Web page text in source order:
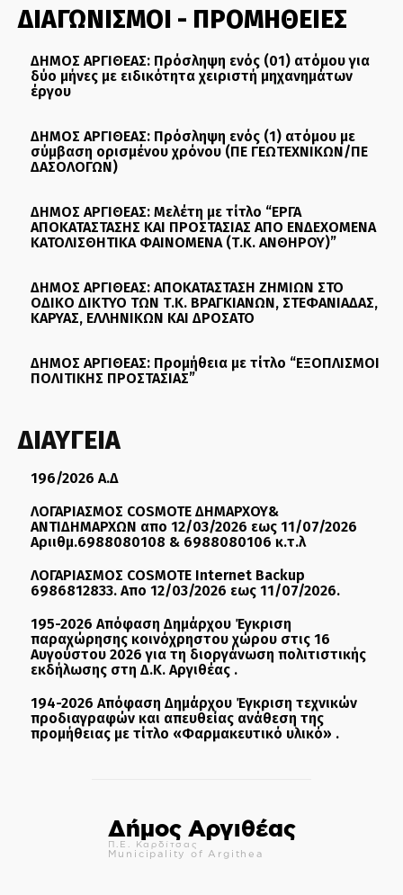
ΔΙΑΓΩΝΙΣΜΟΙ - ΠΡΟΜΗΘΕΙΕΣ
ΔΗΜΟΣ ΑΡΓΙΘΕΑΣ: Πρόσληψη ενός (01) ατόμου για
δύο μήνες με ειδικότητα χειριστή μηχανημάτων
έργου
ΔΗΜΟΣ ΑΡΓΙΘΕΑΣ: Πρόσληψη ενός (1) ατόμου με
σύμβαση ορισμένου χρόνου (ΠΕ ΓΕΩΤΕΧΝΙΚΩΝ/ΠΕ
ΔΑΣΟΛΟΓΩΝ)
ΔΗΜΟΣ ΑΡΓΙΘΕΑΣ: Μελέτη με τίτλο “ΕΡΓΑ
ΑΠΟΚΑΤΑΣΤΑΣΗΣ ΚΑΙ ΠΡΟΣΤΑΣΙΑΣ ΑΠΟ ΕΝΔΕΧΟΜΕΝΑ
ΚΑΤΟΛΙΣΘΗΤΙΚΑ ΦΑΙΝΟΜΕΝΑ (Τ.Κ. ΑΝΘΗΡΟΥ)”
ΔΗΜΟΣ ΑΡΓΙΘΕΑΣ: ΑΠΟΚΑΤΑΣΤΑΣΗ ΖΗΜΙΩΝ ΣΤΟ
ΟΔΙΚΟ ΔΙΚΤΥΟ ΤΩΝ Τ.Κ. ΒΡΑΓΚΙΑΝΩΝ, ΣΤΕΦΑΝΙΑΔΑΣ,
ΚΑΡΥΑΣ, ΕΛΛΗΝΙΚΩΝ ΚΑΙ ΔΡΟΣΑΤΟ
ΔΗΜΟΣ ΑΡΓΙΘΕΑΣ: Προμήθεια με τίτλο “ΕΞΟΠΛΙΣΜΟΙ
ΠΟΛΙΤΙΚΗΣ ΠΡΟΣΤΑΣΙΑΣ”
ΔΙΑΥΓΕΙΑ
196/2026 Α.Δ
ΛΟΓΑΡΙΑΣΜΟΣ COSMOTE ΔΗΜΑΡΧΟΥ&
ΑΝΤΙΔΗΜΑΡΧΩΝ απο 12/03/2026 εως 11/07/2026
Αριιθμ.6988080108 & 6988080106 κ.τ.λ
ΛΟΓΑΡΙΑΣΜΟΣ COSMOTE Internet Backup
6986812833. Απο 12/03/2026 εως 11/07/2026.
195-2026 Απόφαση Δημάρχου Έγκριση
παραχώρησης κοινόχρηστου χώρου στις 16
Αυγούστου 2026 για τη διοργάνωση πολιτιστικής
εκδήλωσης στη Δ.Κ. Αργιθέας .
194-2026 Απόφαση Δημάρχου Έγκριση τεχνικών
προδιαγραφών και απευθείας ανάθεση της
προμήθειας με τίτλο «Φαρμακευτικό υλικό» .
Δήμος Αργιθέας
Π.Ε. Καρδίτσας
Municipality of Argithea